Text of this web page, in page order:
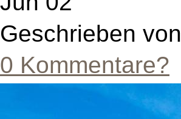
Geschrieben von
0 Kommentare?